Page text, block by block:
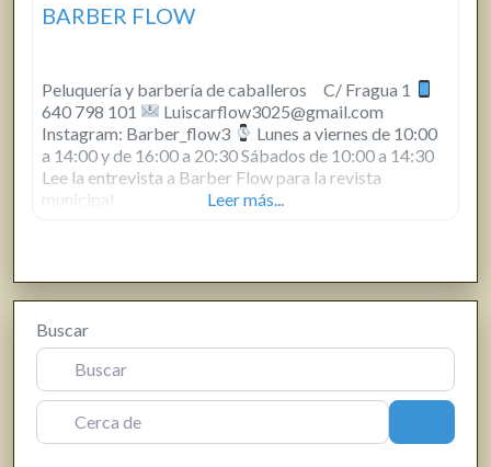
BARBER FLOW
Peluquería y barbería de caballeros C/ Fragua 1
640 798 101
Luiscarflow3025@gmail.com
Instagram: Barber_flow3
Lunes a viernes de 10:00
a 14:00 y de 16:00 a 20:30 Sábados de 10:00 a 14:30
Lee la entrevista a Barber Flow para la revista
municipal.
Leer más...
Buscar
Cerca de